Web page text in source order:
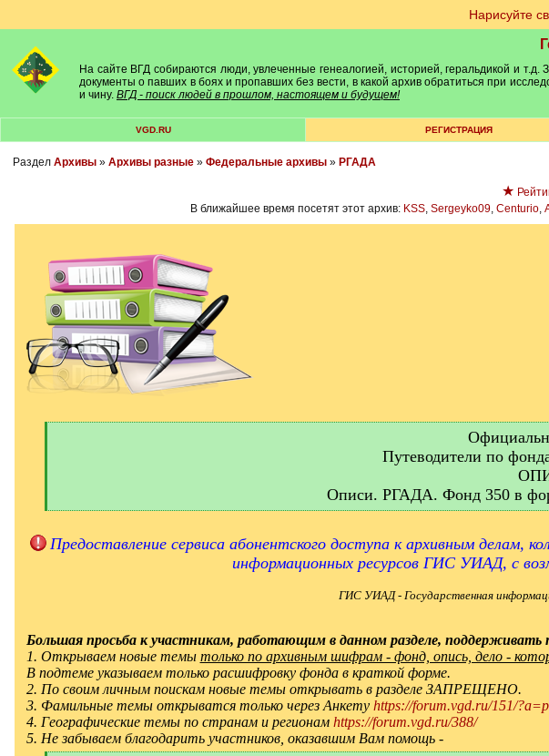
Нарисуйте
На сайте ВГД собираются люди, увлеченные генеалогией, историей, геральдикой и
документы о павших в боях и пропавших без вести, в какой архив обратиться при
и чину. ВГД - поиск людей в прошлом, настоящем и будущем!
VGD.RU РЕГИСТРАЦИЯ
Раздел Архивы» Архивы разные» Федеральные архивы» РГАДА
★
В ближайшее время посетят этот архив: KSS, Sergeyko09, Centurio,
Путеводители по
Описи. РГАДА. Фонд 350 в
[
]
Предоставление сервиса абонентского доступа к архивным делам,
информационных ресурсов ГИС УИАД, с
ГИС УИАД - Государственная
Большая просьба к участникам, работающим в данном разделе, поддерживать
1. Открываем новые темы только по архивным шифрам - фонд, опись, дело -
В подтеме указываем только расшифровку фонда в краткой форме.
2. По своим личным поискам новые темы открывать в разделе ЗАПРЕЩЕНО.
3. Фамильные темы открыватся только через Анкету https://forum.vgd.ru/151/
4. Географические темы по странам и регионам https://forum.vgd.ru/388/
5. Не забываем благодарить участников, оказавшим Вам помощь -